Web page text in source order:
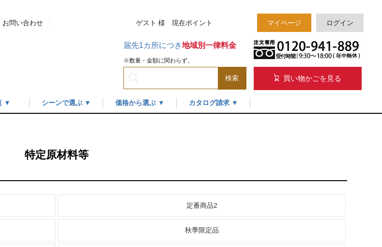
お問い合わせ ゲスト 様 現在ポイント マイページ ログイン
検索
届先1カ所につき地域別一律料金
※数量・金額に関わらず。
買い物かごを見る
▼ シーンで選ぶ ▼ 価格から選ぶ ▼ カタログ請求 ▼
特定原材料等
定番商品2
秋季限定品